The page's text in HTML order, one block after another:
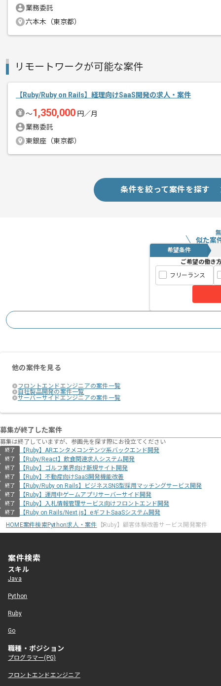
その他募集要項
商談回数
開発だけにとどまらず、サービス全体の
熱意を持って取り組んでおり
サービス改善を簡単に実現できるプロ
カスタマーサクセスに関する5億件以上
ユニークなデータを収集・解析しており
顧客や従業員の感情にフォーカスした
ユーザー視点のサービス企画、開発、
業務委託
六本木（東京都）
リモートワークが可能な案件
【Ruby/Ruby on Rails】経理向けSaaS開発の求人・案件
〜1,350,000 円／月
業務委託
東銀座（東京都）
条件を絞って案件を探す
似た案
希望条件
ご希望の働き
フリーランス
他の案件を見る
フロントエンドエンジニアの案件一覧
自社製品開発の案件一覧
サーバーサイドエンジニアの案件一覧
募集が終了した案件
募集は終了していますが、参画先を探す際にお役立てください
終了 【Ruby】ARエンタメコンテンツ系バックエンド開発
終了 【Ruby/React】飲食関連求人システム開発
終了 【Ruby】ゴルフ業界向け新規サイト開発
終了 【Ruby】不動産向けSaaS開発機能改善
終了 【Ruby/Ruby on Rails】ビジネスSNS型採用マッチングサービス開発
終了 【Ruby】運用中ゲームアプリサーバーサイド開発
終了 【Ruby】入札情報管理サービス向けフロントエンド開発
終了
【Ruby on Rails/Next.js】eギフトSaaSシステム開発
HOME案件検索Python求人・案件 【Ruby】顧客体験改善サービス開発案件
案件検索
スキル
Java
Python
Ruby
Go
職種・ポジション
プログラマー(PG)
フロントエンドエンジニア